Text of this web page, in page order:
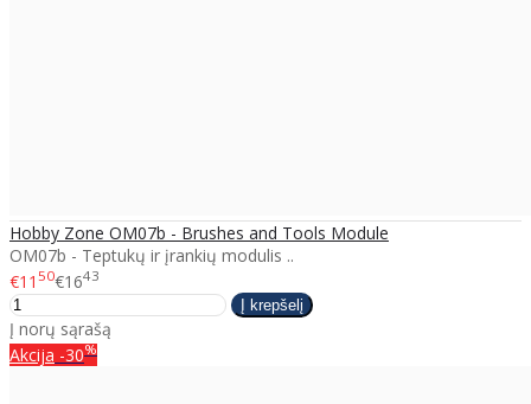
Hobby Zone OM07b - Brushes and Tools Module
OM07b - Teptukų ir įrankių modulis ..
€11 50€1643
Į norų sąrašą
Akcija -30%